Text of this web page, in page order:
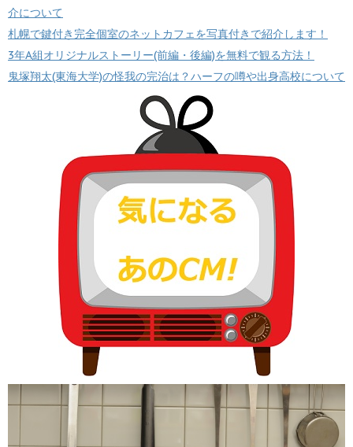
介について
札幌で鍵付き完全個室のネットカフェを写真付きで紹介します！
3年A組オリジナルストーリー(前編・後編)を無料で観る方法！
鬼塚翔太(東海大学)の怪我の完治は？ハーフの噂や出身高校について